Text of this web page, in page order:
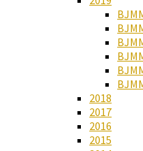
2018
2017
2016
2015